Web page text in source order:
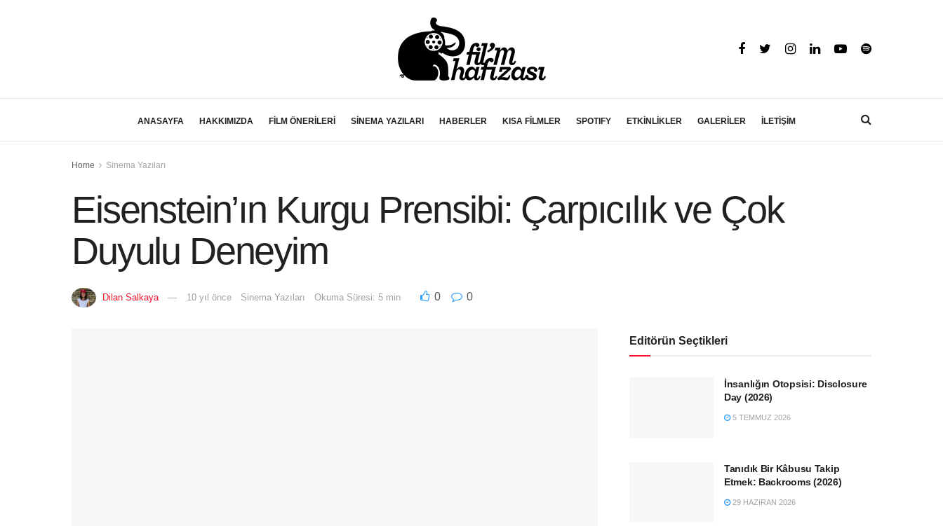
ANASAYFA HAKKIMIZDA FİLM ÖNERİLERİ SİNEMA YAZILARI HABERLER KISA FİLMLER SPOTIFY ETKİNLİKLER GALERİLER İLETİŞİM
Home Sinema Yazıları
Eisenstein’ın Kurgu Prensibi: Çarpıcılık ve Çok
Duyulu Deneyim
Dilan Salkaya 10 yıl önce Sinema Yazıları Okuma Süresi: 5 min 0 0
Editörün Seçtikleri
İnsanlığın Otopsisi: Disclosure
Day (2026)
5 TEMMUZ 2026
Tanıdık Bir Kâbusu Takip
Etmek: Backrooms (2026)
29 HAZIRAN 2026